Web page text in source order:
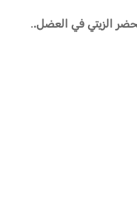
الزيتي في العضل..